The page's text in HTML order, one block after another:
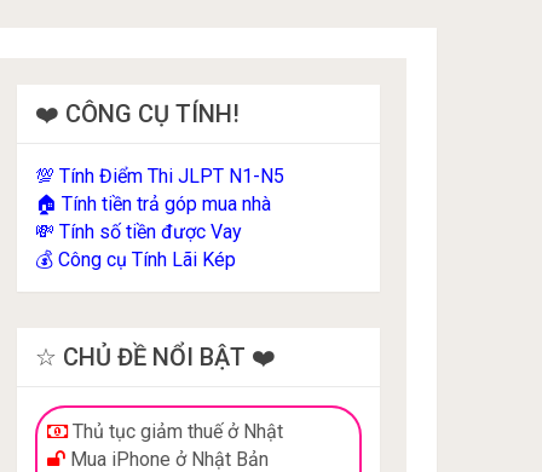
❤️ CÔNG CỤ TÍNH!
💯Tính Điểm Thi JLPT N1-N5
🏠Tính tiền trả góp mua nhà
💸Tính số tiền được Vay
💰Công cụ Tính Lãi Kép
☆ CHỦ ĐỀ NỔI BẬT ❤️
Thủ tục giảm thuế ở Nhật
Mua iPhone ở Nhật Bản